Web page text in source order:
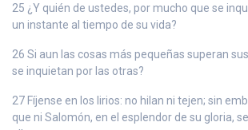
25 ¿Y quién de ustedes, por mucho que se
un instante al tiempo de su vida?
26 Si aun las cosas más pequeñas superan
se inquietan por las otras?
27 Fíjense en los lirios: no hilan ni tejen; sin
que ni Salomón, en el esplendor de su gloria,